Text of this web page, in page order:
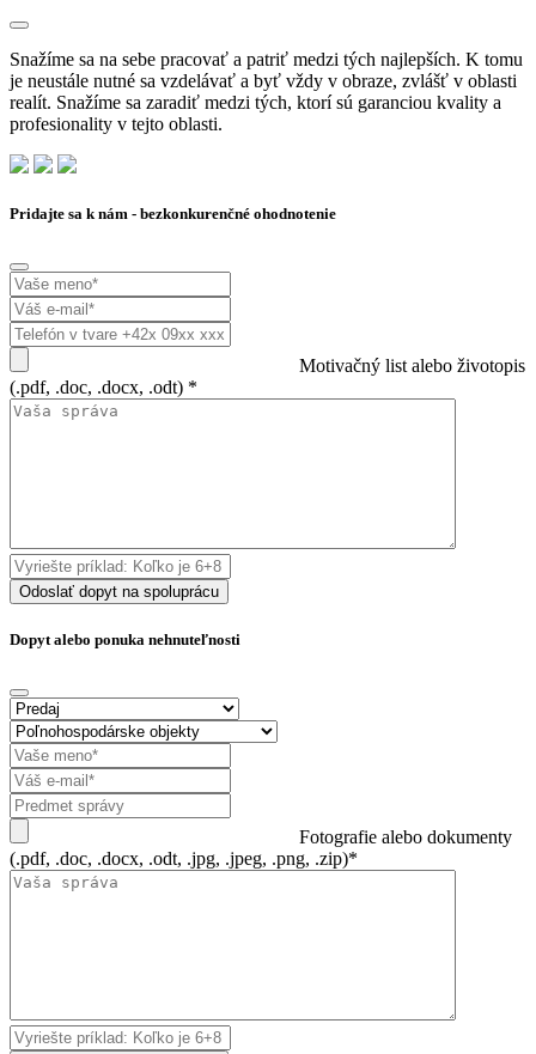
Snažíme sa na sebe pracovať a patriť medzi tých najlepších. K tomu
je neustále nutné sa vzdelávať a byť vždy v obraze, zvlášť v oblasti
realít. Snažíme sa zaradiť medzi tých, ktorí sú garanciou kvality a
profesionality v tejto oblasti.
Pridajte sa k nám - bezkonkurenčné ohodnotenie
Motivačný list alebo životopis
(.pdf, .doc, .docx, .odt) *
Odoslať dopyt na spoluprácu
Dopyt alebo ponuka nehnuteľnosti
Fotografie alebo dokumenty
(.pdf, .doc, .docx, .odt, .jpg, .jpeg, .png, .zip)*